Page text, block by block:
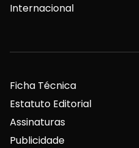
Internacional
Ficha Técnica
Estatuto Editorial
Assinaturas
Publicidade